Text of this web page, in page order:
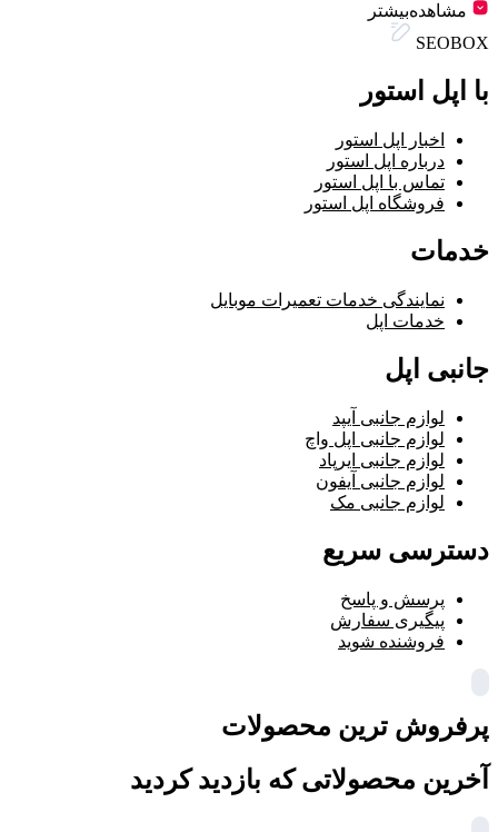
مشاهده‌بیشتر
SEOBOX
با اپل استور
اخبار اپل استور
درباره اپل استور
تماس با اپل استور
فروشگاه اپل استور
خدمات
نمایندگی خدمات تعمیرات موبایل
خدمات اپل
جانبی اپل
لوازم جانبی آیپد
لوازم جانبی اپل واچ
لوازم جانبی ایرپاد
لوازم جانبی آیفون
لوازم جانبی مک
دسترسی سریع
پرسش و پاسخ
پیگیری سفارش
فروشنده شوید
پرفروش ترین محصولات
آخرین محصولاتی که بازدید کردید